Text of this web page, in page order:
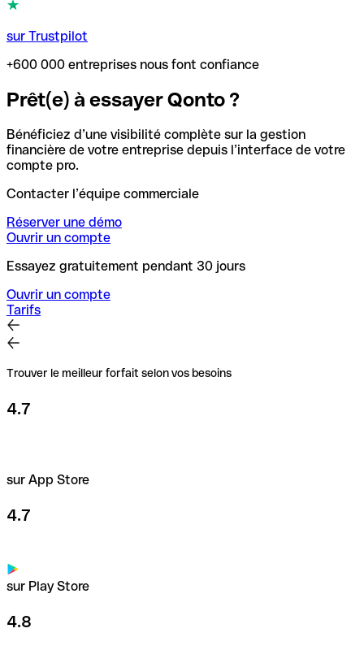
sur Trustpilot
+600 000 entreprises nous font confiance
Prêt(e) à essayer Qonto ?
Bénéficiez d’une visibilité complète sur la gestion
financière de votre entreprise depuis l’interface de votre
compte pro.
Contacter l’équipe commerciale
Réserver une démo
Ouvrir un compte
Essayez gratuitement pendant 30 jours
Ouvrir un compte
Tarifs
Trouver le meilleur forfait selon vos besoins
4.7
sur App Store
4.7
sur Play Store
4.8